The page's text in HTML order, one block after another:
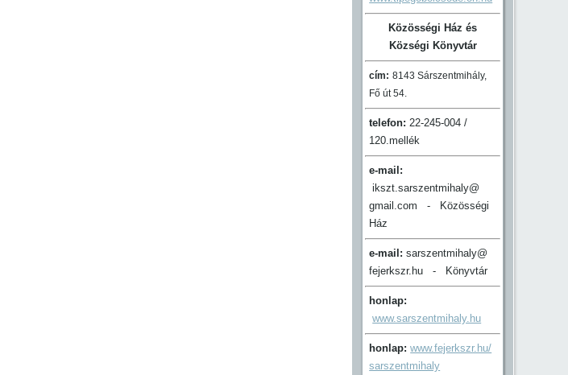
Közösségi Ház és
Községi Könyvtár
cím: 8143 Sárszentmihály,
Fő út 54.
telefon: 22-245-004 /
120.mellék
e-mail:
ikszt.sarszentmihaly@
gmail.com - Közösségi
Ház
e-mail: sarszentmihaly@
fejerkszr.hu - Könyvtár
honlap:
www.sarszentmihaly.hu
honlap: www.fejerkszr.hu/
sarszentmihaly